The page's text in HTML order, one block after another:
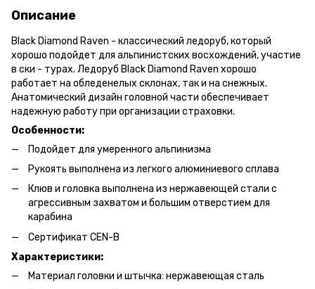
Описание
Black Diamond Raven - классический ледоруб, который
хорошо подойдет для альпинистских восхождений, участие
в ски - турах. Ледоруб Black Diamond Raven хорошо
работает на обледенелых склонах, так и на снежных.
Анатомический дизайн головной части обеспечивает
надежную работу при организации страховки.
Особенности:
Подойдет для умеренного альпинизма
Рукоять выполнена из легкого алюминиевого сплава
Клюв и головка выполнена из нержавеющей стали с
агрессивным захватом и большим отверстием для
карабина
Сертификат CEN-B
Характеристики:
Материал головки и штычка: нержавеющая сталь